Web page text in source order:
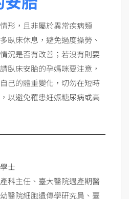
形，且非屬於異常疾病類
臥床休息，避免過度操勞、
況是否有改善；若沒有則要
臥床安胎的孕媽咪要注意，
己的體重變化，切勿在短時
以避免罹患妊娠糖尿病或高
士
科主任、臺大醫院週產期醫
醫院細胞遺傳學研究員、臺